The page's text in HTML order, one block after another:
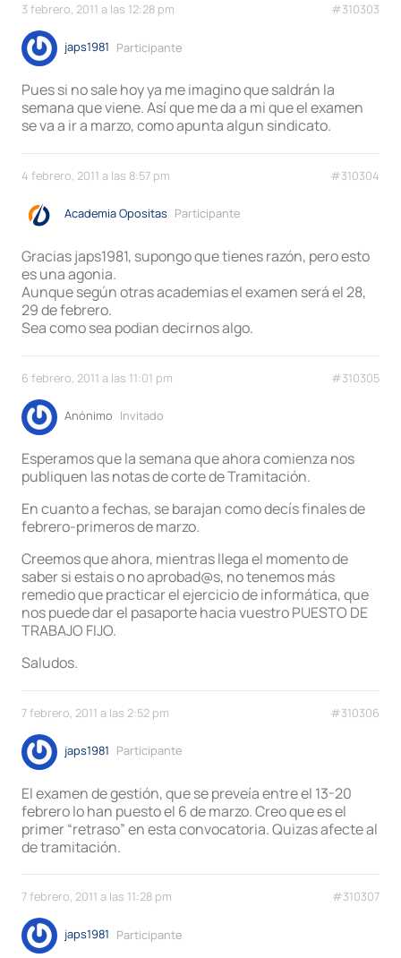
3 febrero, 2011 a las 12:28 pm #310303
japs1981 Participante
Pues si no sale hoy ya me imagino que saldrán la
semana que viene. Así que me da a mi que el examen
se va a ir a marzo, como apunta algun sindicato.
4 febrero, 2011 a las 8:57 pm #310304
Academia Opositas Participante
Gracias japs1981, supongo que tienes razón, pero esto
es una agonia.
Aunque según otras academias el examen será el 28,
29 de febrero.
Sea como sea podian decirnos algo.
6 febrero, 2011 a las 11:01 pm #310305
Anónimo Invitado
Esperamos que la semana que ahora comienza nos
publiquen las notas de corte de Tramitación.
En cuanto a fechas, se barajan como decís finales de
febrero-primeros de marzo.
Creemos que ahora, mientras llega el momento de
saber si estais o no aprobad@s, no tenemos más
remedio que practicar el ejercicio de informática, que
nos puede dar el pasaporte hacia vuestro PUESTO DE
TRABAJO FIJO.
Saludos.
7 febrero, 2011 a las 2:52 pm #310306
japs1981 Participante
El examen de gestión, que se preveía entre el 13-20
febrero lo han puesto el 6 de marzo. Creo que es el
primer “retraso” en esta convocatoria. Quizas afecte al
de tramitación.
7 febrero, 2011 a las 11:28 pm #310307
japs1981 Participante